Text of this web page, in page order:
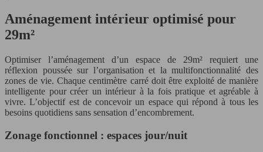
Aménagement intérieur optimisé pour
29m²
Optimiser l’aménagement d’un espace de 29m² requiert une
réflexion poussée sur l’organisation et la multifonctionnalité des
zones de vie. Chaque centimètre carré doit être exploité de manière
intelligente pour créer un intérieur à la fois pratique et agréable à
vivre. L’objectif est de concevoir un espace qui répond à tous les
besoins quotidiens sans sensation d’encombrement.
Zonage fonctionnel : espaces jour/nuit